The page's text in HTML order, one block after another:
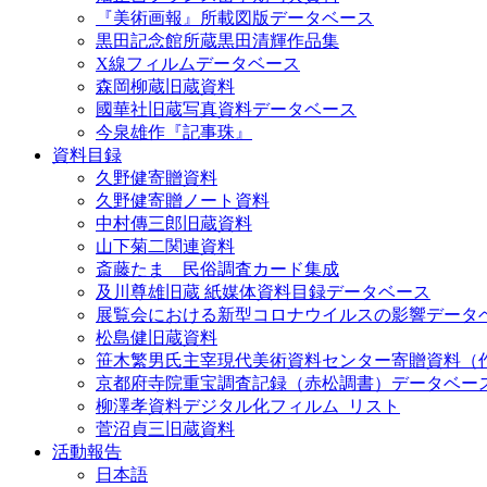
『美術画報』所載図版データベース
黒田記念館所蔵黒田清輝作品集
X線フィルムデータベース
森岡柳蔵旧蔵資料
國華社旧蔵写真資料データベース
今泉雄作『記事珠』
資料目録
久野健寄贈資料
久野健寄贈ノート資料
中村傳三郎旧蔵資料
山下菊二関連資料
斎藤たま 民俗調査カード集成
及川尊雄旧蔵 紙媒体資料目録データベース
展覧会における新型コロナウイルスの影響データ
松島健旧蔵資料
笹木繁男氏主宰現代美術資料センター寄贈資料（
京都府寺院重宝調査記録（赤松調書）データベー
柳澤孝資料デジタル化フィルム_リスト
菅沼貞三旧蔵資料
活動報告
日本語